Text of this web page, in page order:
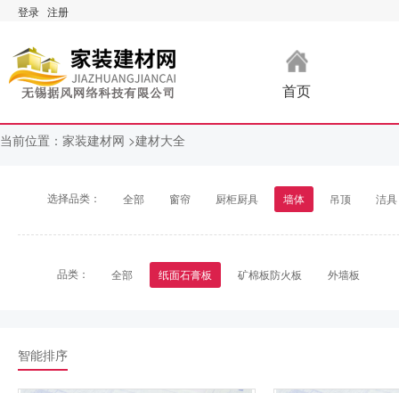
登录 注册
首页
当前位置： 家装建材网 >建材大全
选择品类： 全部 窗帘 厨柜厨具 墙体 吊顶 洁具
品类： 全部 纸面石膏板 矿棉板防火板 外墙板
智能排序